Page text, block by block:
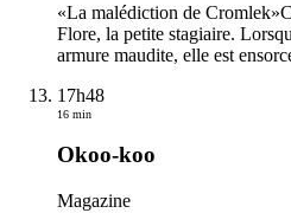
«La malédiction de
Flore, la petite stagiaire.
armure maudite, elle est
17h48
16 min
Okoo-koo
Magazine